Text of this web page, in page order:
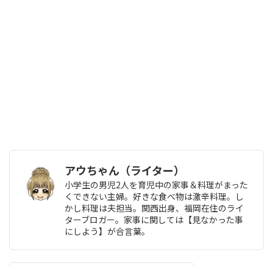
アウちゃん（ライター）
小学生の男児2人を育児中の家事＆料理がまった
くできない主婦。好きな食べ物は激辛料理。し
かし料理は夫担当。関西出身、福岡在住のライ
ターブロガー。家事に関しては【見なかった事
にしよう】が合言葉。